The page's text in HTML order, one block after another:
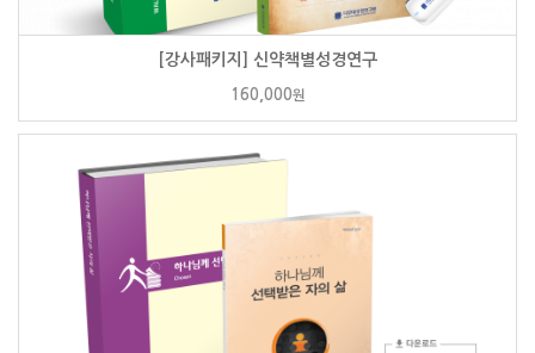
[강사패키지] 신약책별성경연구
160,000원